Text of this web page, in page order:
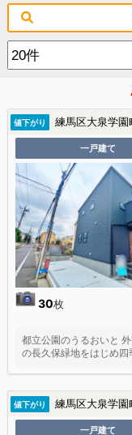
値下がり 練馬区大泉学
一戸建て
30枚
都立公園のうるおいと
の長久保緑地をはじめ
値下がり 練馬区大泉学
一戸建て